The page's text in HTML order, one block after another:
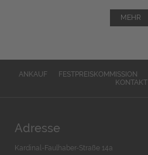
MEHR
ANKAUF FESTPREISKOMMISSION
KONTAKT
Adresse
Kardinal-Faulhaber-Straße 14a